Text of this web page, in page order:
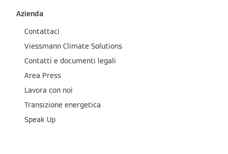
Azienda
Contattaci
Viessmann Climate Solutions
Contatti e documenti legali
Area Press
Lavora con noi
Transizione energetica
Speak Up